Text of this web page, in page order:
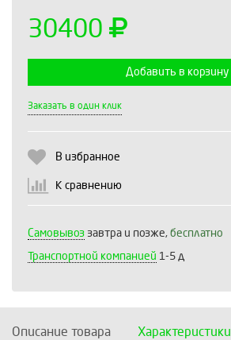
30400
Добавить в корзину
Заказать в один клик
В избранное
К сравнению
Самовывоз завтра и позже, бесплатно
Транспортной компанией 1-5 д
Описание товара Характеристики